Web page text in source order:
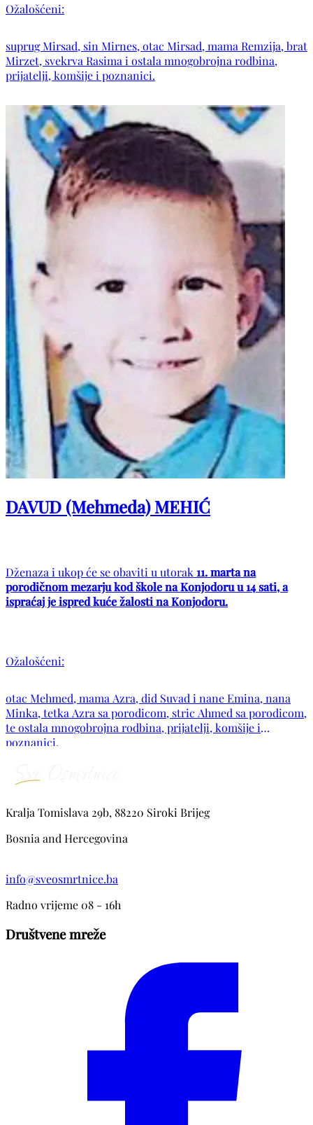
Ožalošćeni:
suprug Mirsad, sin Mirnes, otac Mirsad, mama Remzija, brat
Mirzet, svekrva Rasima i ostala mnogobrojna rodbina,
prijatelji, komšije i poznanici.
DAVUD (Mehmeda) MEHIĆ
Dženaza i ukop će se obaviti u utorak11. marta na
porodičnom mezarju kod škole na Konjodoru u 14 sati, a
ispraćaj je ispred kuće žalosti na Konjodoru.
Ožalošćeni:
otac Mehmed, mama Azra, did Suvad i nane Emina, nana
Minka, tetka Azra sa porodicom, stric Ahmed sa porodicom,
te ostala mnogobrojna rodbina, prijatelji, komšije i
poznanici.
Kralja Tomislava 29b, 88220 Siroki Brijeg
Bosnia and Hercegovina
info@sveosmrtnice.ba
Radno vrijeme 08 - 16h
Društvene mreže